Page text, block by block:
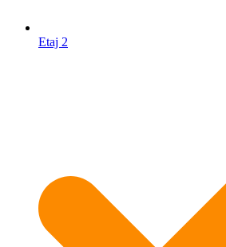
Etaj 2